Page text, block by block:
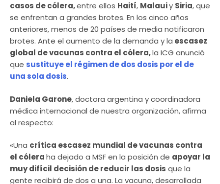
casos de cólera,entre ellos Haití, Malauiy Siria, que
se enfrentan a grandes brotes. En los cinco años
anteriores, menos de 20 países de media notificaron
brotes. Ante el aumento de la demanda y la escasez
global de vacunas contra el cólera,la ICG anunció
que sustituye el régimen de dos dosis por el de
una sola dosis.
Daniela Garone, doctora argentina y coordinadora
médica internacional de nuestra organización, afirma
al respecto:
«Una crítica escasez mundial de vacunas contra
el cóleraha dejado a MSF en la posición de apoyar la
muy difícil decisión de reducir las dosis que la
gente recibirá de dos a una. La vacuna, desarrollada